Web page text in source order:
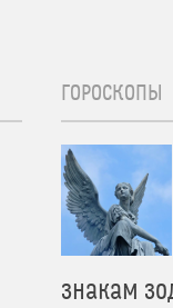
ГОРОСКОПЫ
знакам